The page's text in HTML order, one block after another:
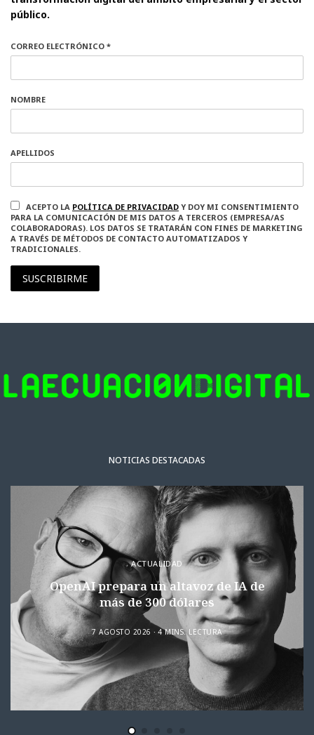
público.
CORREO ELECTRÓNICO *
NOMBRE
APELLIDOS
ACEPTO LA POLÍTICA DE PRIVACIDAD Y DOY MI CONSENTIMIENTO
PARA LA COMUNICACIÓN DE MIS DATOS A TERCEROS (EMPRESA/AS
COLABORADORAS). LOS DATOS SE TRATARÁN CON FINES DE MARKETING
A TRAVÉS DE MÉTODOS DE CONTACTO AUTOMATIZADOS Y
TRADICIONALES.
SUSCRIBIRME
NOTICIAS DESTACADAS
ACTUALIDAD
OpenAI prepara un altavoz de IA de
más de 300 dólares
7 AGOSTO 2026 4 MINS. LECTURA